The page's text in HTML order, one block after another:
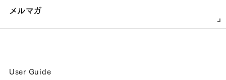
メルマガ
User Guide